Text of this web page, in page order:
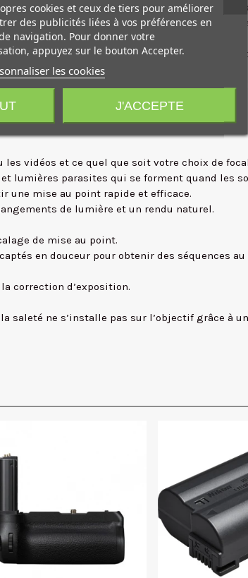
Type B et un slot SD UHS-II. Ils offrent
ou une alimentation continue lorsque vous
et un smartphone et, en outre, l'appareil
intempéries, ce qui facilite le travail dans des
vidéos et ce quel que soit votre choix de
lumières parasites qui se forment quand les
une mise au point rapide et efficace.
de lumière et un rendu naturel.
de mise au point.
en douceur pour obtenir des séquences
correction d’exposition.
saleté ne s’installe pas sur l’objectif grâce
cookies et ceux de tiers pour améliorer
des publicités liées à vos préférences en
navigation. Pour donner votre
appuyez sur le bouton Accepter.
les cookies
J'ACCEPTE